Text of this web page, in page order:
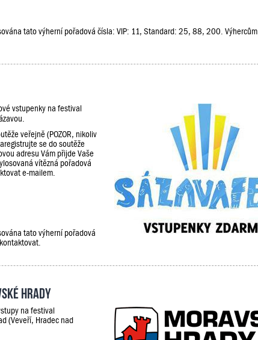
tato výherní pořadová čísla: VIP: 11, Standard: 25, 88, 200. Výhercům
vstupenky na festival
veřejně (POZOR, nikoliv
se do soutěže
adresu Vám přijde Vaše
vítězná pořadová
e-mailem.
tato výherní pořadová
hrady
na festival
(Veveří, Hradec nad